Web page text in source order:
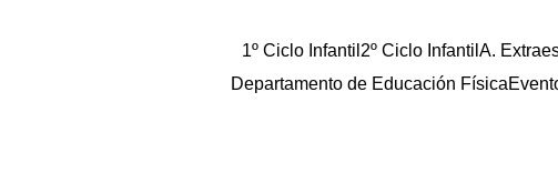
1º Ciclo Infantil 2º Ciclo Infantil A.
Departamento de Educación Física